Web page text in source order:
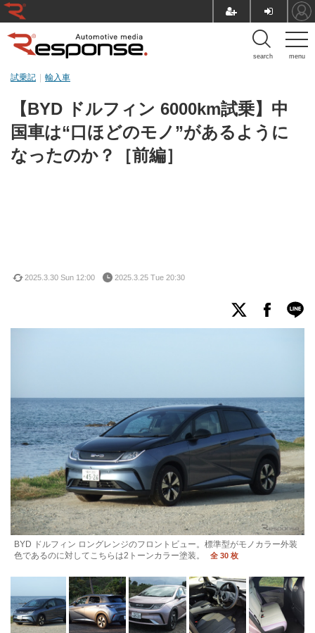
menu
search
【BYD ドルフィン 6000km試乗】中
国車は“口ほどのモノ”があるように
なったのか？［前編］
試乗記 輸入車
2025.3.30 Sun 12:00 2025.3.25 Tue 20:30
BYD ドルフィン ロングレンジのフロントビュー。標準型がモノカラー外装
色であるのに対してこちらは2トーンカラー塗装。
全 30 枚